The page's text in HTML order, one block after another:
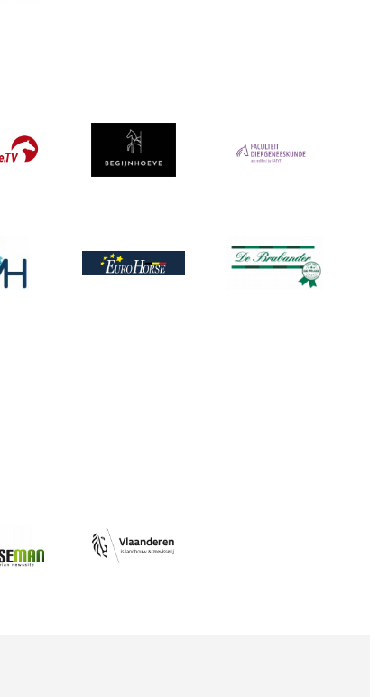
Afbeelding Afbeelding
Afbeelding
Afbeelding
Afbeelding